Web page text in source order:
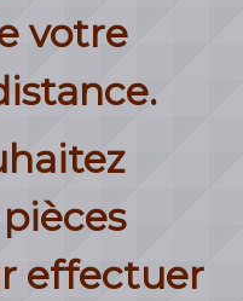
votre
effectuer